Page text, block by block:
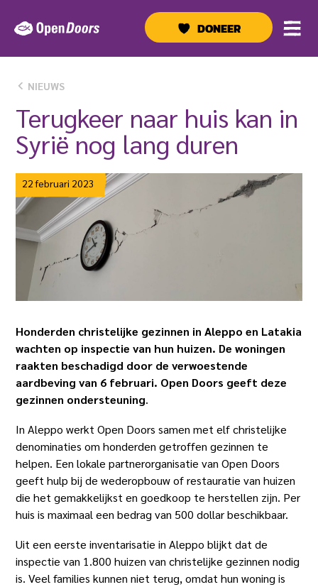
naar
inhoud
DONEER
NIEUWS
Terugkeer naar huis kan in
Syrië nog lang duren
22 februari 2023
Honderden christelijke gezinnen in Aleppo en Latakia
wachten op inspectie van hun huizen. De woningen
raakten beschadigd door de verwoestende
aardbeving van 6 februari. Open Doors geeft deze
gezinnen ondersteuning.
In Aleppo werkt Open Doors samen met elf christelijke
denominaties om honderden getroffen gezinnen te
helpen. Een lokale partnerorganisatie van Open Doors
geeft hulp bij de wederopbouw of restauratie van huizen
die het gemakkelijkst en goedkoop te herstellen zijn. Per
huis is maximaal een bedrag van 500 dollar beschikbaar.
Uit een eerste inventarisatie in Aleppo blijkt dat de
inspectie van 1.800 huizen van christelijke gezinnen nodig
is. Veel families kunnen niet terug, omdat hun woning is